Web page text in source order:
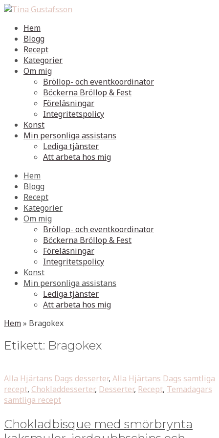
Hem
Blogg
Recept
Kategorier
Om mig
Bröllop- och eventkoordinator
Böckerna Bröllop & Fest
Föreläsningar
Integritetspolicy
Konst
Min personliga assistans
Lediga tjänster
Att arbeta hos mig
Hem
Blogg
Recept
Kategorier
Om mig
Bröllop- och eventkoordinator
Böckerna Bröllop & Fest
Föreläsningar
Integritetspolicy
Konst
Min personliga assistans
Lediga tjänster
Att arbeta hos mig
Hem» Bragokex
Etikett: Bragokex
Alla Hjärtans Dags desserter, Alla Hjärtans Dags samtliga
recept, Chokladdesserter, Desserter, Recept, Temadagars
samtliga recept
Chokladbisque med smörbrynta